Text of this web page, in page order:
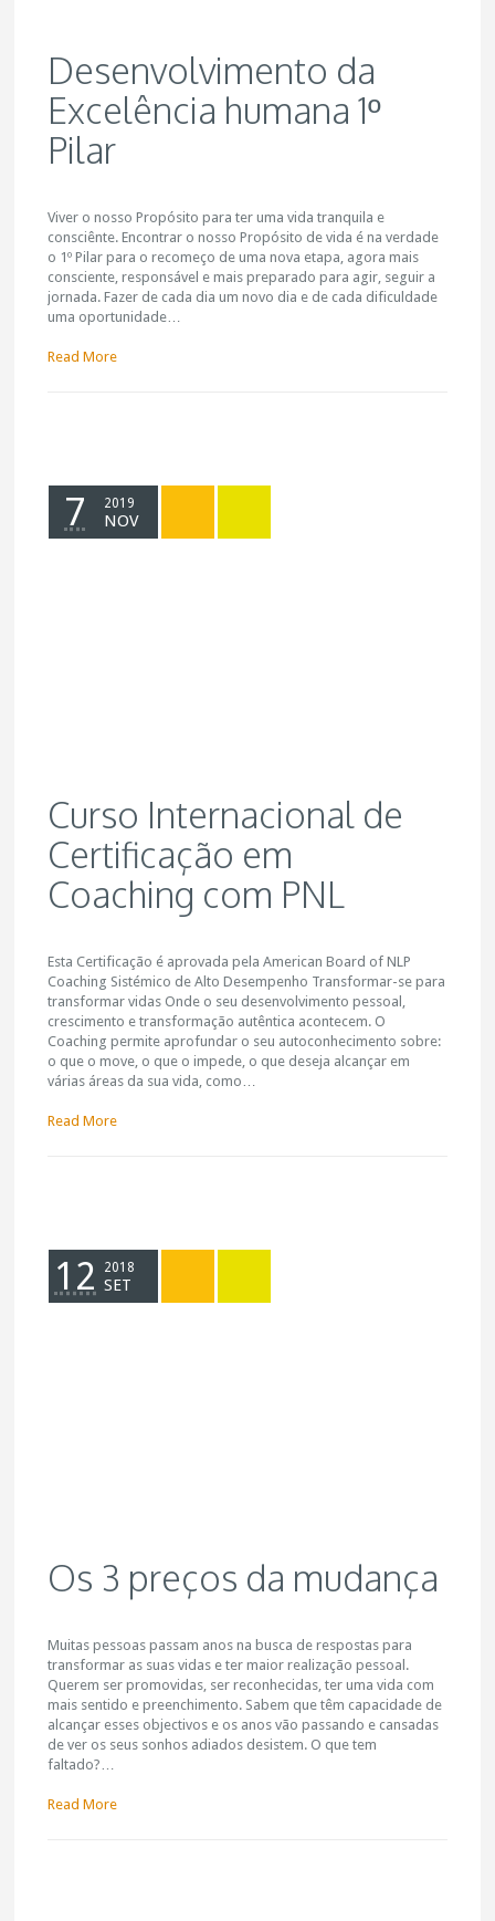
Desenvolvimento da
Excelência humana 1º
Pilar
Viver o nosso Propósito para ter uma vida tranquila e
consciênte. Encontrar o nosso Propósito de vida é na verdade
o 1º Pilar para o recomeço de uma nova etapa, agora mais
consciente, responsável e mais preparado para agir, seguir a
jornada. Fazer de cada dia um novo dia e de cada dificuldade
uma oportunidade…
Read More
7 2019
NOV
Curso Internacional de
Certificação em
Coaching com PNL
Esta Certificação é aprovada pela American Board of NLP
Coaching Sistémico de Alto Desempenho Transformar-se para
transformar vidas Onde o seu desenvolvimento pessoal,
crescimento e transformação autêntica acontecem. O
Coaching permite aprofundar o seu autoconhecimento sobre:
o que o move, o que o impede, o que deseja alcançar em
várias áreas da sua vida, como…
Read More
12 2018
SET
Os 3 preços da mudança
Muitas pessoas passam anos na busca de respostas para
transformar as suas vidas e ter maior realização pessoal.
Querem ser promovidas, ser reconhecidas, ter uma vida com
mais sentido e preenchimento. Sabem que têm capacidade de
alcançar esses objectivos e os anos vão passando e cansadas
de ver os seus sonhos adiados desistem. O que tem
faltado?…
Read More